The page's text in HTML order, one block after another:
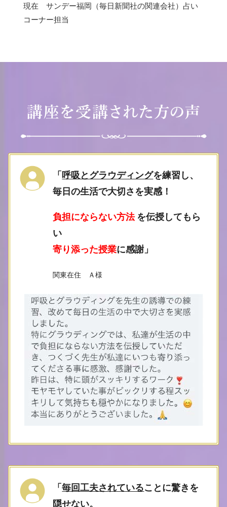
現在 サンデー福岡（毎日新聞社の関連会社）占い
コーナー担当
「呼吸とグラウディングを練習し、
毎日の生活で大切さを実感！
負担にならない方法を伝授してもら
い
寄り添った授業に感謝」
関東在住 Ａ様
「毎回工夫されていることに驚きを
隠せない。